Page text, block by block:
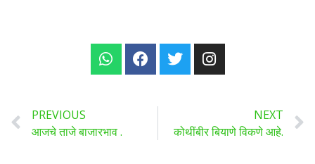
PREVIOUS
आजचे ताजे बाजारभाव .
NEXT
कोथींबीर बियाणे विकणे आहे.